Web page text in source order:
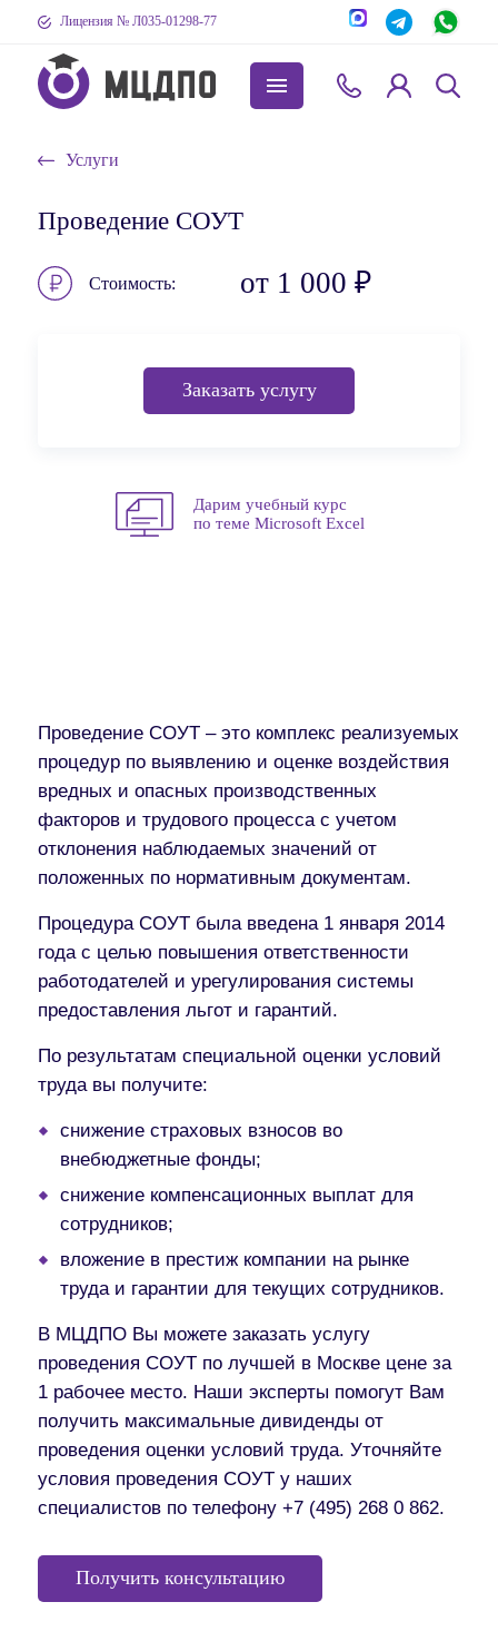
Лицензия № Л035-01298-77
Услуги
Проведение СОУТ
Стоимость от 1 000 ₽
Проведение СОУТ – это комплекс реализуемых
процедур по выявлению и оценке воздействия
вредных и опасных производственных
факторов и трудового процесса с учетом
отклонения наблюдаемых значений от
положенных по нормативным документам.
Процедура СОУТ была введена 1 января 2014
года с целью повышения ответственности
работодателей и урегулирования системы
предоставления льгот и гарантий.
По результатам специальной оценки условий
труда вы получите:
снижение страховых взносов во
внебюджетные фонды;
снижение компенсационных выплат для
сотрудников;
вложение в престиж компании на рынке
труда и гарантии для текущих сотрудников.
В МЦДПО Вы можете заказать услугу
проведения СОУТ по лучшей в Москве цене за
1 рабочее место. Наши эксперты помогут Вам
получить максимальные дивиденды от
проведения оценки условий труда. Уточняйте
условия проведения СОУТ у наших
специалистов по телефону +7 (495) 268 0 862.
Получить консультацию
Заказать услугу
Дарим учебный курс
по теме Microsoft Excel